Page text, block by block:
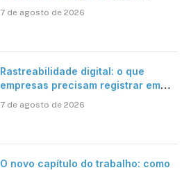
7 de agosto de 2026
Rastreabilidade digital: o que
empresas precisam registrar em
7 de agosto de 2026
O novo capítulo do trabalho: como